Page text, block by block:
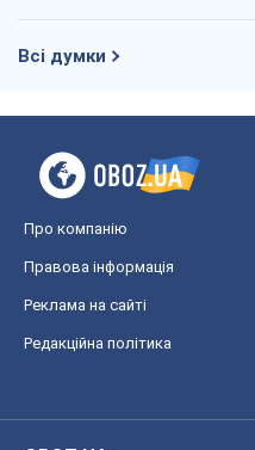
Всі думки
Про компанію
Правова інформація
Реклама на сайті
Редакційна політика